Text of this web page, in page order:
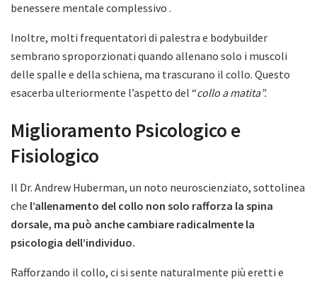
benessere mentale complessivo .
Inoltre, molti frequentatori di palestra e bodybuilder
sembrano sproporzionati quando allenano solo i muscoli
delle spalle e della schiena, ma trascurano il collo. Questo
esacerba ulteriormente l’aspetto del “collo a matita”.
Miglioramento Psicologico e
Fisiologico
Il Dr. Andrew Huberman, un noto neuroscienziato, sottolinea
che l’allenamento del collo non solo rafforza la spina
dorsale, ma può anche cambiare radicalmente la
psicologia dell’individuo.
Rafforzando il collo, ci si sente naturalmente più eretti e